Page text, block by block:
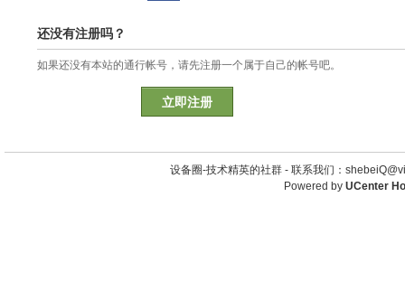
还没有注册吗？
如果还没有本站的通行帐号，请先注册一个属于自己的帐号吧。
立即注册
设备圈-技术精英的社群 - 联系我们：
Powered by UCenter